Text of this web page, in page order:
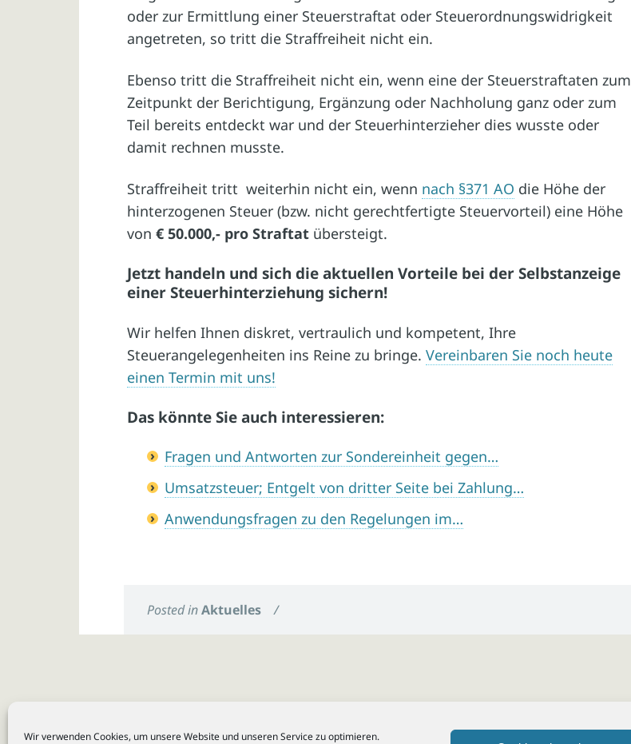
Wir verwenden Cookies, um unsere Website und unseren Service zu optimieren.
oder zur Ermittlung einer Steuerstraftat oder Steuerordnungswidrigkeit
angetreten, so tritt die Straffreiheit nicht ein.
Ebenso tritt die Straffreiheit nicht ein, wenn eine der Steuerstraftaten zum
Zeitpunkt der Berichtigung, Ergänzung oder Nachholung ganz oder zum
Teil bereits entdeckt war und der Steuerhinterzieher dies wusste oder
damit rechnen musste.
Straffreiheit tritt weiterhin nicht ein, wenn nach §371 AO die Höhe der
hinterzogenen Steuer (bzw. nicht gerechtfertigte Steuervorteil) eine Höhe
von € 50.000,- pro Straftat übersteigt.
Jetzt handeln und sich die aktuellen Vorteile bei der Selbstanzeige
einer Steuerhinterziehung sichern!
Wir helfen Ihnen diskret, vertraulich und kompetent, Ihre
Steuerangelegenheiten ins Reine zu bringe.Vereinbaren Sie noch heute
einen Termin mit uns!
Das könnte Sie auch interessieren:
Fragen und Antworten zur Sondereinheit gegen…
Umsatzsteuer; Entgelt von dritter Seite bei Zahlung…
Anwendungsfragen zu den Regelungen im…
Posted inAktuelles /